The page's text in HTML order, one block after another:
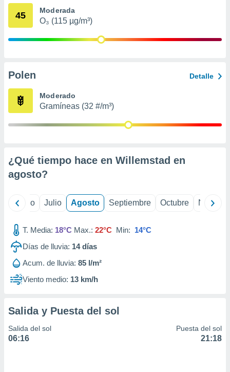
e
de
45 Moderada
O₃ (115 µg/m³)
Polen Detalle
Moderado
Gramíneas (32 #/m³)
¿Qué tiempo hace en Willemstad en
agosto?
Junio Julio Agosto Septiembre Octubre
T. Media: 18°C Max.: 22°C Min: 14°C
Días de lluvia: 14días
Acum. de lluvia: 85 l/m²
Viento medio: 13 km/h
Salida y Puesta del sol
Salida del sol
06:16
Puesta del sol
21:18